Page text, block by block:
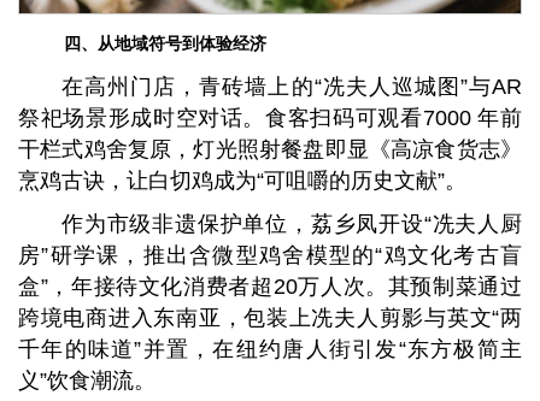
四、从地域符号到体验经济
在高州门店，青砖墙上的“冼夫人巡城图”与AR
祭祀场景形成时空对话。食客扫码可观看7000 年前
干栏式鸡舍复原，灯光照射餐盘即显《高凉食货志》
烹鸡古诀，让白切鸡成为“可咀嚼的历史文献”。
作为市级非遗保护单位，荔乡凤开设“冼夫人厨
房”研学课，推出含微型鸡舍模型的“鸡文化考古盲
盒”，年接待文化消费者超20万人次。其预制菜通过
跨境电商进入东南亚，包装上冼夫人剪影与英文“两
千年的味道”并置，在纽约唐人街引发“东方极简主
义”饮食潮流。